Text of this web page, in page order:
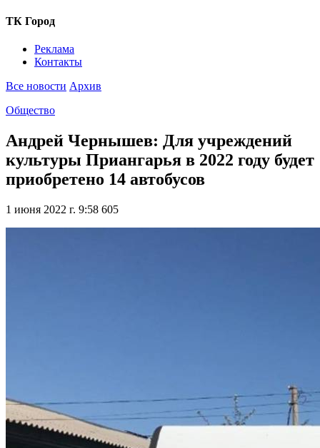
ТК Город
Реклама
Контакты
Все новости Архив
Общество
Андрей Чернышев: Для учреждений
культуры Приангарья в 2022 году будет
приобретено 14 автобусов
1 июня 2022 г. 9:58 605